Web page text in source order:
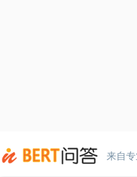
来自